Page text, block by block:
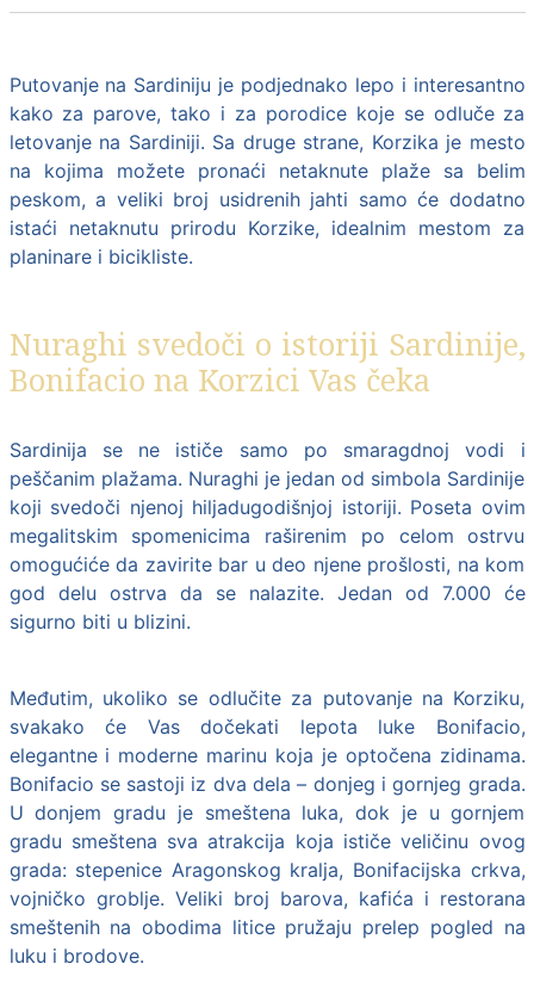
Putovanje na Sardiniju je podjednako lepo i interesantno
kako za parove, tako i za porodice koje se odluče za
letovanje na Sardiniji. Sa druge strane, Korzika je mesto
na kojima možete pronaći netaknute plaže sa belim
peskom, a veliki broj usidrenih jahti samo će dodatno
istaći netaknutu prirodu Korzike, idealnim mestom za
planinare i bicikliste.
Nuraghi svedoči o istoriji Sardinije,
Bonifacio na Korzici Vas čeka
Sardinija se ne ističe samo po smaragdnoj vodi i
peščanim plažama. Nuraghi je jedan od simbola Sardinije
koji svedoči njenoj hiljadugodišnjoj istoriji. Poseta ovim
megalitskim spomenicima raširenim po celom ostrvu
omogućiće da zavirite bar u deo njene prošlosti, na kom
god delu ostrva da se nalazite. Jedan od 7.000 će
sigurno biti u blizini.
Međutim, ukoliko se odlučite za putovanje na Korziku,
svakako će Vas dočekati lepota luke Bonifacio,
elegantne i moderne marinu koja je optočena zidinama.
Bonifacio se sastoji iz dva dela – donjeg i gornjeg grada.
U donjem gradu je smeštena luka, dok je u gornjem
gradu smeštena sva atrakcija koja ističe veličinu ovog
grada: stepenice Aragonskog kralja, Bonifacijska crkva,
vojničko groblje. Veliki broj barova, kafića i restorana
smeštenih na obodima litice pružaju prelep pogled na
luku i brodove.